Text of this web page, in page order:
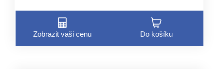
Zobrazit vaši cenu Do košíku